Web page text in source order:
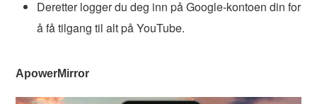
Deretter logger du deg inn på Google-kontoen din for
å få tilgang til alt på YouTube.
ApowerMirror